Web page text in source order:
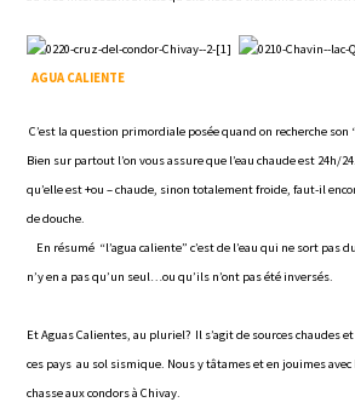
AGUA CALIENTE
C’est la question primordiale posée quand on recherche
Bien sur partout l’on vous assure que l’eau chaude est 24h/
qu’elle est +ou – chaude, sinon totalement froide, faut-il
de douche.
En résumé “l’agua caliente” c’est de l’eau qui ne sort pas
n’y en a pas qu’un seul…ou qu’ils n’ont pas été inversés.
Et Aguas Calientes, au pluriel? Il s’agit de sources chaudes
ces pays au sol sismique. Nous y tâtames et en jouimes
chasse aux condors à Chivay.